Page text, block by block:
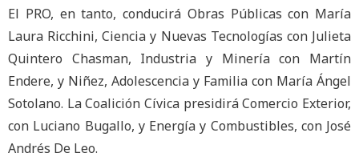
El PRO, en tanto, conducirá Obras Públicas con María
Laura Ricchini, Ciencia y Nuevas Tecnologías con Julieta
Quintero Chasman, Industria y Minería con Martín
Endere, y Niñez, Adolescencia y Familia con María Ángel
Sotolano. La Coalición Cívica presidirá Comercio Exterior,
con Luciano Bugallo, y Energía y Combustibles, con José
Andrés De Leo.